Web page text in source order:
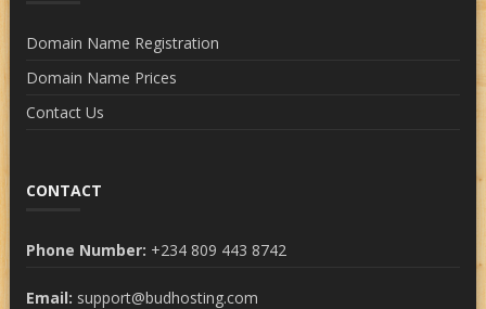
Domain Name Registration
Domain Name Prices
Contact Us
CONTACT
Phone Number: +234 809 443 8742
Email: support@budhosting.com